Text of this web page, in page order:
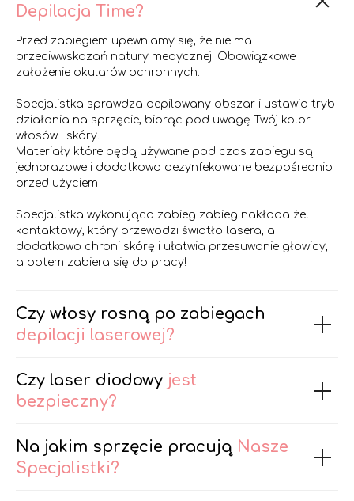
Depilacja Time?
Przed zabiegiem upewniamy się, że nie ma
przeciwwskazań natury medycznej. Obowiązkowe
założenie okularów ochronnych.
Specjalistka sprawdza depilowany obszar i ustawia tryb
działania na sprzęcie, biorąc pod uwagę Twój kolor
włosów i skóry.
Materiały które będą używane pod czas zabiegu są
jednorazowe i dodatkowo dezynfekowane bezpośrednio
przed użyciem
Specjalistka wykonująca zabieg zabieg nakłada żel
kontaktowy, który przewodzi światło lasera, a
dodatkowo chroni skórę i ułatwia przesuwanie głowicy,
a potem zabiera się do pracy!
Czy włosy rosną po zabiegach
depilacji laserowej?
Czy laser diodowy jest
bezpieczny?
Na jakim sprzęcie pracują Nasze
Specjalistki?